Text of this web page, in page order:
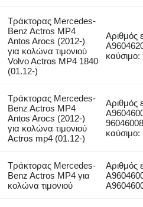
Τράκτορας Mercedes-
Benz Actros MP4
Antos Arocs (2012-)
για κολώνα τιμονιού
Volvo Actros MP4 1840
(01.12-)
Αριθμός
καύσιμο:
Τράκτορας Mercedes-
Benz Actros MP4
Antos Arocs (2012-)
για κολώνα τιμονιού
Actros mp4 (01.12-)
Αριθμός
καύσιμο:
Τράκτορας Mercedes-
Benz Actros MP4 για
κολώνα τιμονιού
Αριθμός